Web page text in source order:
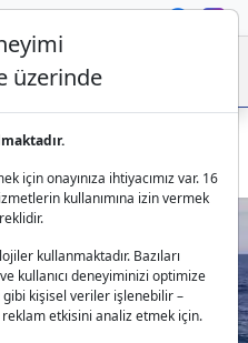
lüks yelkenli katamaran
üzerinde
için onayınıza ihtiyacımız var. 16
kullanımına izin vermek
kullanmaktadır. Bazıları
kullanıcı deneyiminizi optimize
gibi kişisel veriler işlenebilir –
etkisini analiz etmek için.